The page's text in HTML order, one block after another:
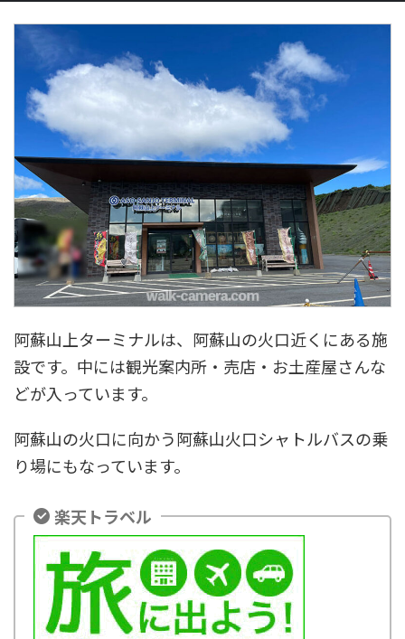
阿蘇山上ターミナルは、阿蘇山の火口近くにある施
設です。中には観光案内所・売店・お土産屋さんな
どが入っています。
阿蘇山の火口に向かう阿蘇山火口シャトルバスの乗
り場にもなっています。
楽天トラベル